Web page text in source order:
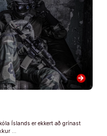
arrow_forward
Íslands er ekkert að grínast
…